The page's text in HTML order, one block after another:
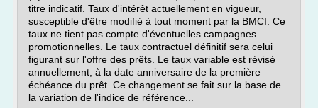
titre indicatif. Taux d'intérêt actuellement en vigueur,
susceptible d'être modifié à tout moment par la BMCI. Ce
taux ne tient pas compte d'éventuelles campagnes
promotionnelles. Le taux contractuel définitif sera celui
figurant sur l'offre des prêts. Le taux variable est révisé
annuellement, à la date anniversaire de la première
échéance du prêt. Ce changement se fait sur la base de
la variation de l'indice de référence...